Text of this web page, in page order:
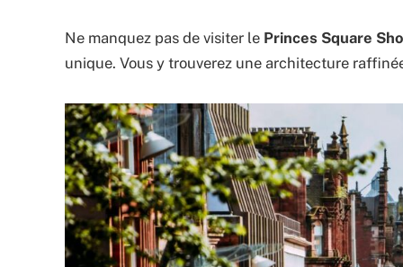
Ne manquez pas de visiter le Princes Square
unique. Vous y trouverez une architecture